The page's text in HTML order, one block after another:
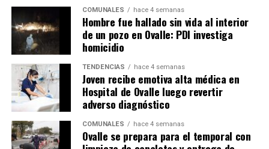
COMUNALES hace 4 semanas
Hombre fue hallado sin vida al interior
de un pozo en Ovalle: PDI investiga
homicidio
TENDENCIAS hace 4 semanas
Joven recibe emotiva alta médica en
Hospital de Ovalle luego revertir
adverso diagnóstico
COMUNALES hace 4 semanas
Ovalle se prepara para el temporal con